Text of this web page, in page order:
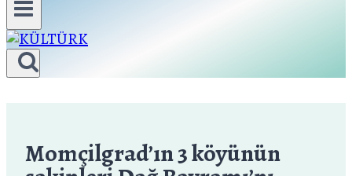
Momçilgrad’ın 3 köyünün